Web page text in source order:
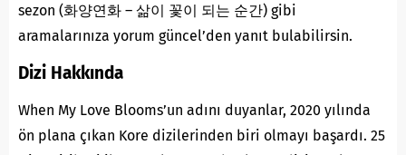
sezon (화양연화 – 삶이 꽃이 되는 순간) gibi
aramalarınıza yorum güncel’den yanıt bulabilirsin.
Dizi Hakkında
When My Love Blooms’un adını duyanlar, 2020 yılında
ön plana çıkan Kore dizilerinden biri olmayı başardı. 25